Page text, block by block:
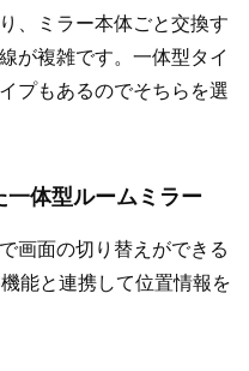
、ミラー本体ごと交換す
が複雑です。一体型タイ
プもあるのでそちらを選
一体型ルームミラー
画面の切り替えができる
能と連携して位置情報を